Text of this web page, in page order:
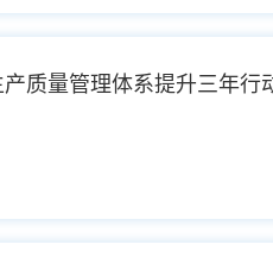
质量管理体系提升三年行